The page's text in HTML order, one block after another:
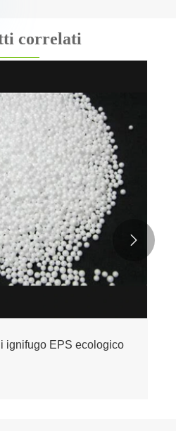
correlati
ignifugo EPS ecologico
